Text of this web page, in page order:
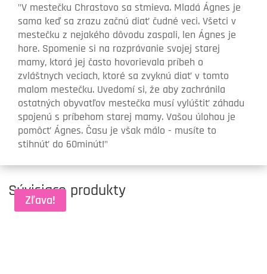
"V mestečku Chrastovo sa stmieva. Mladá Ágnes je
sama keď sa zrazu začnú diať čudné veci. Všetci v
mestečku z nejakého dôvodu zaspali, len Ágnes je
hore. Spomenie si na rozprávanie svojej starej
mamy, ktorá jej často hovorievala príbeh o
zvláštnych veciach, ktoré sa zvyknú diať v tomto
malom mestečku. Uvedomí si, že aby zachránila
ostatných obyvatľov mestečka musí vylúštiť záhadu
spojenú s príbehom starej mamy. Vašou úlohou je
pomôcť Ágnes. Času je však málo - musíte to
stihnúť do 60minút!"
Súvisiace produkty
Zľava!